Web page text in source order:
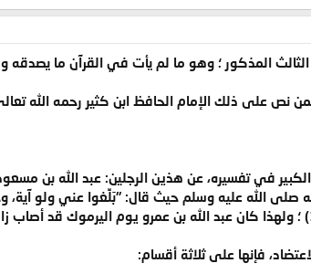
الثالث المذكور ؛ وهو ما لم يأت في القرآن ما يصدقه
نص على ذلك الإمام الحافظ ابن كثير رحمه الله
في تفسيره، عن هذين الرجلين: عبد الله بن
صلى الله عليه وسلم حيث قال: "بَلِّغوا عني ولو
فليتبوأ مقعده من النار" رواه البخاري عن عبد الله (10) ؛ ولهذا كان عبد الله
فإنها على ثلاثة أقسام: